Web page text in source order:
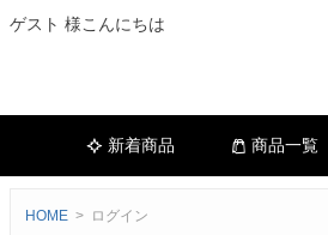
ゲスト 様こんにちは
新着商品 商品一覧
HOME ログイン